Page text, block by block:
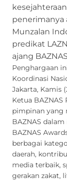
penerimanya
Munzalan
predikat
ajang
Penghargaan
Koordinasi
Jakarta, Kamis
Ketua BAZNAS
pimpinan yang
BAZNAS dalam
BAZNAS
berbagai
daerah,
media terbaik,
gerakan zakat,